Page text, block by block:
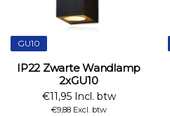
GU10
IP22 Zwarte Wandlamp
2xGU10
€11,95 Incl. btw
€9,88 Excl. btw